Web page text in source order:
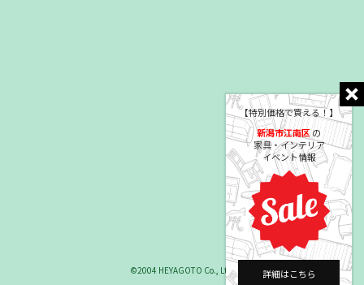
【特別価格で買える！】
新潟市江南区の
家具・インテリア
イベント情報
詳細はこちら
©2004 HEYAGOTO Co., Ltd.